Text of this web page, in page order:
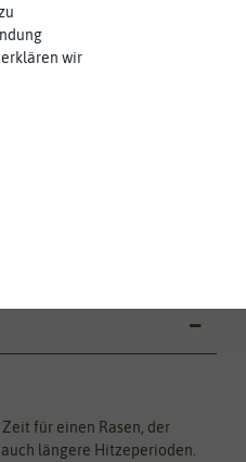
für einen Rasen, der
längere Hitzeperioden.
wir